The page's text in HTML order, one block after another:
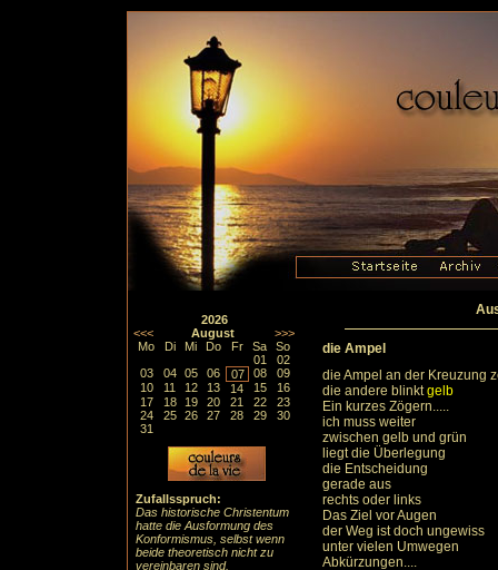
2026
<<<
August
>>>
Mo
Di Mi Do Fr Sa
So
01
02
03
04 05 06 07 08
09
10
11 12 13 14 15
16
17
18 19 20 21 22
23
24
25 26 27 28 29
30
31
Zufallsspruch:
Das historische Christentum
hatte die Ausformung des
Konformismus, selbst wenn
beide theoretisch nicht zu
vereinbaren sind.
die Ampel
die Ampel an der Kreuzung
die andere blinktgelb
Ein kurzes Zögern.....
ich muss weiter
zwischen gelb und grün
liegt die Überlegung
die Entscheidung
gerade aus
rechts oder links
Das Ziel vor Augen
der Weg ist doch ungewiss
unter vielen Umwegen
Abkürzungen....